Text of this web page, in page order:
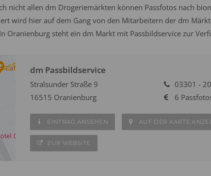
nicht allen dm Drogeriemärkten können Passfotos nach
wird hier auf dem Gang von den Mitarbeitern der dm
Oranienburg steht ein dm Markt mit Passbildservice zur
dm Passbildservice
Stralsunder Straße 9
16515 Oranienburg
03301 -
6
EINTRAG ANSEHEN AUF DER KARTE
ZUR WEBSITE